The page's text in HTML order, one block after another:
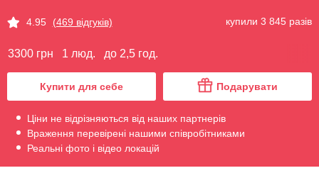
4.95 (469 відгуків) купили 3 845 разів
3300 грн 1 люд. до 2,5 год.
Купити для себе Подарувати
Ціни не відрізняються від наших партнерів
Враження перевірені нашими співробітниками
Реальні фото і відео локацій